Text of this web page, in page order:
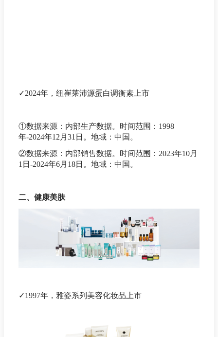
✓2024年，纽崔莱沛源蛋白调衡素上市
①数据来源：内部生产数据。时间范围：1998
年-2024年12月31日。地域：中国。
②数据来源：内部销售数据。时间范围：2023年10月
1日-2024年6月18日。地域：中国。
二、健康美肤
✓1997年，雅姿系列美容化妆品上市